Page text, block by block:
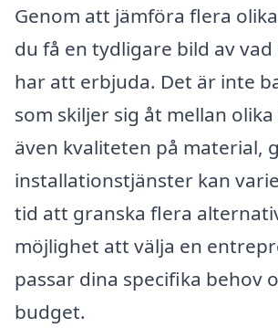
Genom att jämföra flera
du få en tydligare bild av
har att erbjuda. Det är inte
som skiljer sig åt mellan
även kvaliteten på material,
installationstjänster kan
tid att granska flera
möjlighet att välja en
passar dina specifika behov
budget.